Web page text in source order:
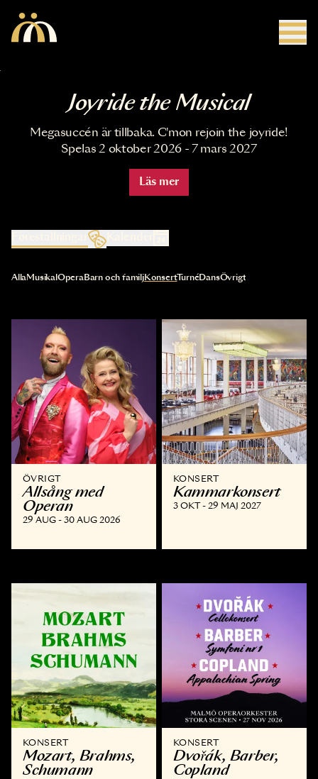
Joyride the Musical
Megasuccén är tillbaka. C'mon rejoin the joyride!
Spelas 2 oktober 2026 - 7 mars 2027
Läs mer
Kalender
Val av kategori uppdaterar innehållet automatiskt
AllaMusikal OperaBarn och familjKonsertTurnéDansÖvrigt
ÖVRIGT
Allsång med
Operan
29 AUG - 30 AUG 2026
KONSERT
Kammar­konsert
3 OKT - 29 MAJ 2027
KONSERT
Mozart, Brahms,
Schumann
KONSERT
Dvořák, Barber,
Copland